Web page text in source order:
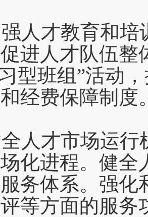
人才教育和
进人才队伍整
型班组”活动
经费保障制度
人才市场运
化进程。健全
务体系。强化
等方面的服